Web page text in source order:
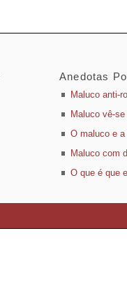
Anedotas
Maluco anti-
Maluco vê-
O maluco e a
Maluco com
O que é que